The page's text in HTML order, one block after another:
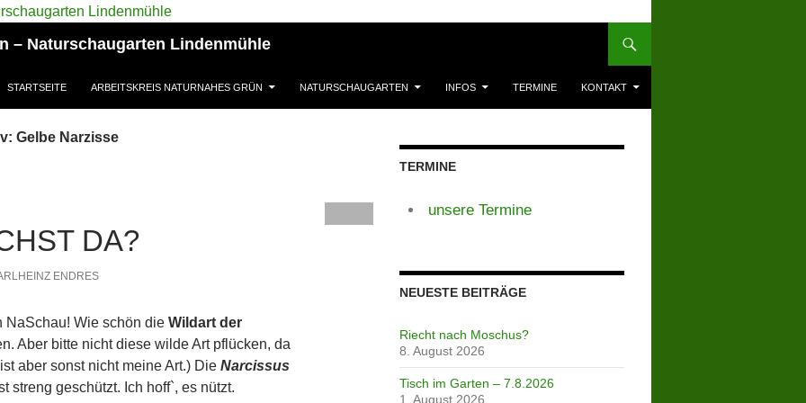
– Naturschaugarten Lindenmühle
STARTSEITE ARBEITSKREIS NATURNAHES GRÜN NATURSCHAUGARTEN INFOS TERMINE KONTAKT
Gelbe Narzisse
DA?
ENDRES
NaSchau! Wie schön die Wildart der
Aber bitte nicht diese wilde Art pflücken, da
aber sonst nicht meine Art.) Die Narcissus
streng geschützt. Ich hoff`, es nützt.
TERMINE
unsere Termine
NEUESTE BEITRÄGE
Riecht nach Moschus?
8. August 2026
Tisch im Garten – 7.8.2026
1. August 2026